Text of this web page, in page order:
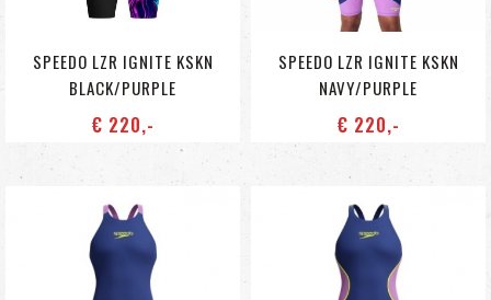
SPEEDO LZR IGNITE KSKN
BLACK/PURPLE
€ 220,-
SPEEDO LZR IGNITE KSKN
NAVY/PURPLE
€ 220,-